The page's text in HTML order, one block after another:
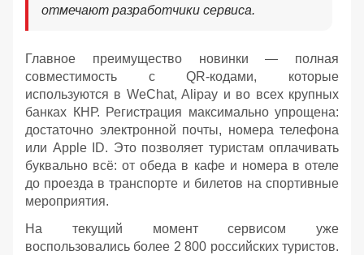
отмечают разработчики сервиса.
Главное преимущество новинки — полная
совместимость с QR-кодами, которые
используются в WeChat, Alipay и во всех крупных
банках КНР. Регистрация максимально упрощена:
достаточно электронной почты, номера телефона
или Apple ID. Это позволяет туристам оплачивать
буквально всё: от обеда в кафе и номера в отеле
до проезда в транспорте и билетов на спортивные
мероприятия.
На текущий момент сервисом уже
воспользовались более 2 800 российских туристов.